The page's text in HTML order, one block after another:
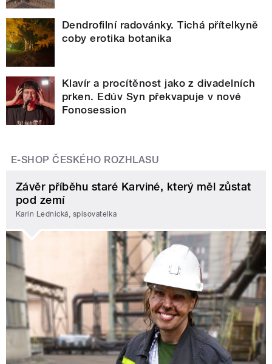
Dendrofilní radovánky. Tichá přítelkyně
coby erotika botanika
Klavír a procítěnost jako z divadelních
prken. Edúv Syn překvapuje v nové
Fonosession
E-SHOP ČESKÉHO ROZHLASU
Závěr příběhu staré Karviné, který měl zůstat
pod zemí
Karin Lednická, spisovatelka